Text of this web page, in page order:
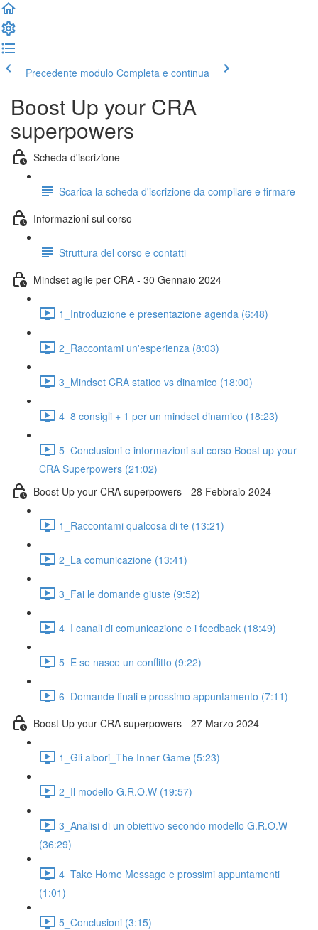
Precedente modulo Completa e continua
Boost Up your CRA
superpowers
Scheda d'iscrizione
Scarica la scheda d'iscrizione da compilare e firmare
Informazioni sul corso
Struttura del corso e contatti
Mindset agile per CRA - 30 Gennaio 2024
1_Introduzione e presentazione agenda (6:48)
2_Raccontami un'esperienza (8:03)
3_Mindset CRA statico vs dinamico (18:00)
4_8 consigli + 1 per un mindset dinamico (18:23)
5_Conclusioni e informazioni sul corso Boost up your
CRA Superpowers (21:02)
Boost Up your CRA superpowers - 28 Febbraio 2024
1_Raccontami qualcosa di te (13:21)
2_La comunicazione (13:41)
3_Fai le domande giuste (9:52)
4_I canali di comunicazione e i feedback (18:49)
5_E se nasce un conflitto (9:22)
6_Domande finali e prossimo appuntamento (7:11)
Boost Up your CRA superpowers - 27 Marzo 2024
1_Gli albori_The Inner Game (5:23)
2_Il modello G.R.O.W (19:57)
3_Analisi di un obiettivo secondo modello G.R.O.W
(36:29)
4_Take Home Message e prossimi appuntamenti
(1:01)
5_Conclusioni (3:15)